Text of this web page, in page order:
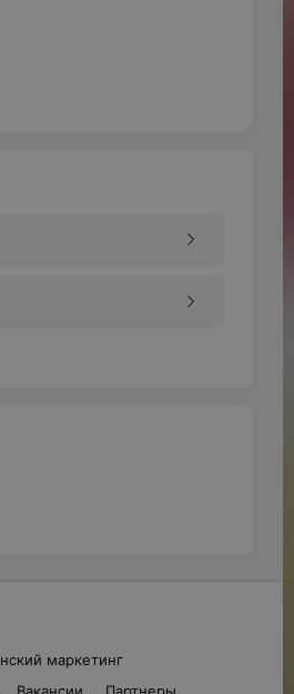
маркетинг